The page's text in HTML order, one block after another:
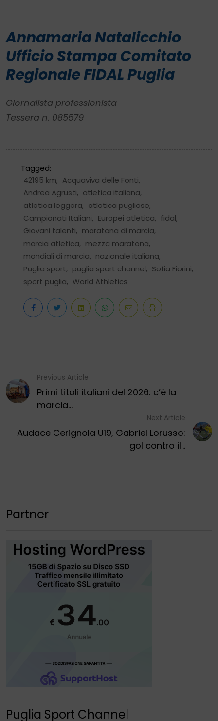
Annamaria Natalicchio
Ufficio Stampa Comitato
Regionale FIDAL Puglia
Giornalista professionista
Tessera n. 085579
Tagged:
42195 km, Acquaviva delle Fonti,
Andrea Agrusti, atletica italiana,
atletica leggera, atletica pugliese,
Campionati Italiani, Europei atletica, fidal,
Giovani talenti, maratona di marcia,
marcia atletica, mezza maratona,
mondiali di marcia, nazionale italiana,
Puglia sport, puglia sport channel, Sofia Fiorini,
sport puglia, World Athletics
Previous Article
Primi titoli italiani del 2026: c’è la
marcia...
Next Article
Audace Cerignola U19, Gabriel Lorusso:
gol contro il...
Partner
Puglia Sport Channel